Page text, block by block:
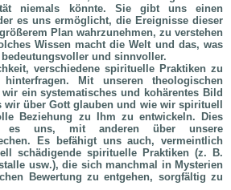
niemals könnte. Sie gibt uns einen
es uns ermöglicht, die Ereignisse dieser
Plan wahrzunehmen, zu verstehen
Wissen macht die Welt und das, was
und sinnvoller.
verschiedene spirituelle Praktiken zu
Mit unseren theologischen
ein systematisches und kohärentes Bild
über Gott glauben und wie wir spirituell
Beziehung zu Ihm zu entwickeln. Dies
es uns, mit anderen über unsere
Es befähigt uns auch, vermeintlich
schädigende spirituelle Praktiken (z. B.
usw.), die sich manchmal in Mysterien
Bewertung zu entgehen, sorgfältig zu